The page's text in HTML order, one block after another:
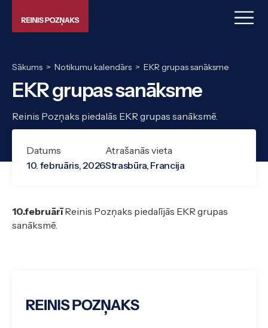
Sākums > Notikumu kalendārs > EKR grupas sanāksme
EKR grupas sanāksme
Reinis Pozņaks piedalās EKR grupas sanāksmē.
Datums
10. februāris, 2026
Atrašanās vieta
Strasbūra, Francija
10.februārīReinis Pozņaks piedalījās EKR grupas
sanāksmē.